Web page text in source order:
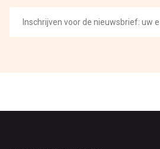
mailadres